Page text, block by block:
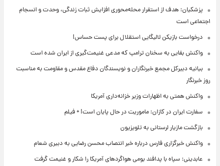
پزشکیان: هدف از استقرار محله‌محوری افزایش ثبات زندگی، وحدت و انسجام
اجتماعی است
درخواست بازیکن لالیگایی استقلال برای پست حساس!
واکنش بقایی به سخنان ترامپ که مدعی غنیمت‌گیری از ایران شده است
بیانیه دبیرکل مجمع خبرنگاران و نویسندگان دفاع مقدس و مقاومت به مناسبت
روز خبرنگار
واکنش همتی به اظهارات وزیر خزانه‌داری آمریکا
سفارت ایران در کازان: ماموریت در حال پایان است! + فیلم
بازگشت مازیار لرستانی به تلویزیون
واکنش خبرگزاری فارس درباره خبر انتصاب محسن رضایی به دبیری شعام
عابدینی: سپاه با پدافند بومی هواگردهای آمریکا را شکار و غنیمت گرفت